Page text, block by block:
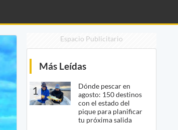
Espacio Publicitario
Más Leídas
1
Dónde pescar en
agosto: 150 destinos
con el estado del
pique para planificar
tu próxima salida